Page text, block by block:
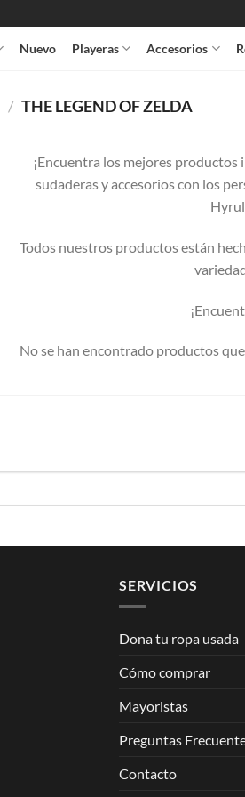
Nuevo Playeras Accesorios
/ THE LEGEND OF ZELDA
¡Encuentra los mejores productos
sudaderas y accesorios con los
Todos nuestros productos están
No se han encontrado productos
SERVICIOS
Dona tu ropa usada
Cómo comprar
Mayoristas
Preguntas
Contacto